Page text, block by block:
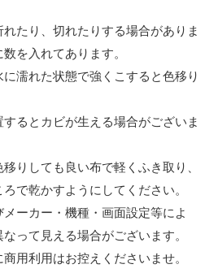
れたり、切れたりする場合がありま
を入れてあります。
に濡れた状態で強くこすると色移り
するとカビが生える場合がございま
りしても良い布で軽くふき取り、
で乾かすようにしてください。
メーカー・機種・画面設定等によ
って見える場合がございます。
用利用はお控えくださいませ。